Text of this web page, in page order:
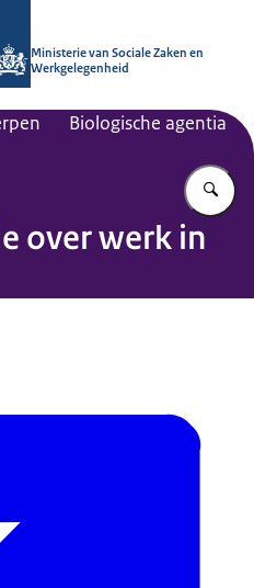
Ministerie van Sociale Zaken en
Werkgelegenheid
Biologische agentia
over werk in